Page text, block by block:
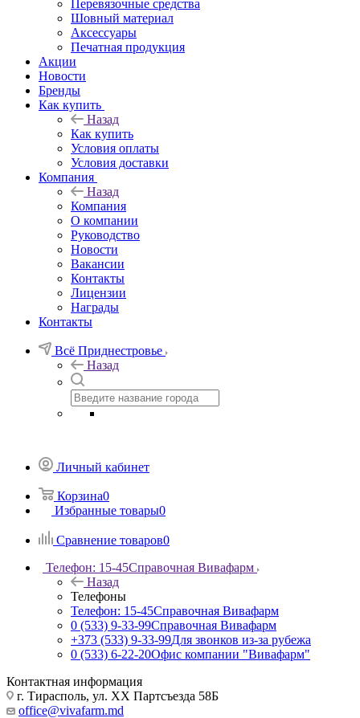
Перевязочные средства
Шовный материал
Аксессуары
Печатная продукция
Акции
Новости
Бренды
Как купить
Назад
Как купить
Условия оплаты
Условия доставки
Компания
Назад
Компания
О компании
Руководство
Новости
Вакансии
Контакты
Лицензии
Награды
Контакты
Всё Приднестровье
Назад
Личный кабинет
Корзина0
Избранные товары0
Сравнение товаров0
Телефон: 15-45Справочная Вивафарм
Назад
Телефоны
Телефон: 15-45Справочная Вивафарм
0 (533) 9-33-99Справочная Вивафарм
+373 (533) 9-33-99Для звонков из-за рубежа
0 (533) 6-22-20Офис компании "Вивафарм"
Контактная информация
г. Тирасполь, ул. ХХ Партсъезда 58Б
office@vivafarm.md